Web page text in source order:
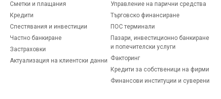
Сметки и плащания
Кредити
Спестявания и инвестиции
Частно банкиране
Застраховки
Актуализация на клиентски данни
Управление на парични средства
Търговско финансиране
ПОС терминали
Пазари, инвестиционно банкиране
и попечителски услуги
Факторинг
Кредити за собственици на фирми
Финансови институции и суверени